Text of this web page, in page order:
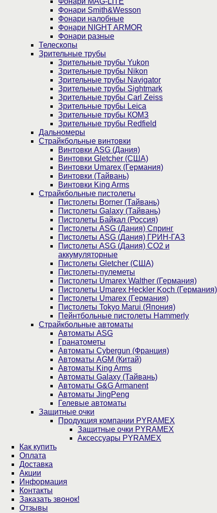
Фонари Smith&Wesson
Фонари налобные
Фонари NIGHT ARMOR
Фонари разные
Телескопы
Зрительные трубы
Зрительные трубы Yukon
Зрительные трубы Nikon
Зрительные трубы Navigator
Зрительные трубы Sightmark
Зрительные трубы Carl Zeiss
Зрительные трубы Leica
Зрительные трубы КОМЗ
Зрительные трубы Redfield
Дальномеры
Страйкбольные винтовки
Винтовки ASG (Дания)
Винтовки Gletcher (США)
Винтовки Umarex (Германия)
Винтовки (Тайвань)
Винтовки King Arms
Страйкбольные пистолеты
Пистолеты Borner (Тайвань)
Пистолеты Galaxy (Тайвань)
Пистолеты Байкал (Россия)
Пистолеты ASG (Дания) Спринг
Пистолеты ASG (Дания) ГРИН-ГАЗ
Пистолеты ASG (Дания) CO2 и
аккумуляторные
Пистолеты Gletcher (США)
Пистолеты-пулеметы
Пистолеты Umarex Walther (Германия)
Пистолеты Umarex Heckler Koch (Германия)
Пистолеты Umarex (Германия)
Пистолеты Tokyo Marui (Япония)
Пейнтбольные пистолеты Hammerly
Страйкбольные автоматы
Автоматы ASG
Гранатометы
Автоматы Cybergun (Франция)
Автоматы AGM (Китай)
Автоматы King Arms
Автоматы Galaxy (Тайвань)
Автоматы G&G Armanent
Автоматы JingPeng
Гелевые автоматы
Защитные очки
Продукция компании PYRAMEX
Защитные очки PYRAMEX
Аксессуары PYRAMEX
Как купить
Оплата
Доставка
Акции
Информация
Контакты
Заказать звонок!
Отзывы